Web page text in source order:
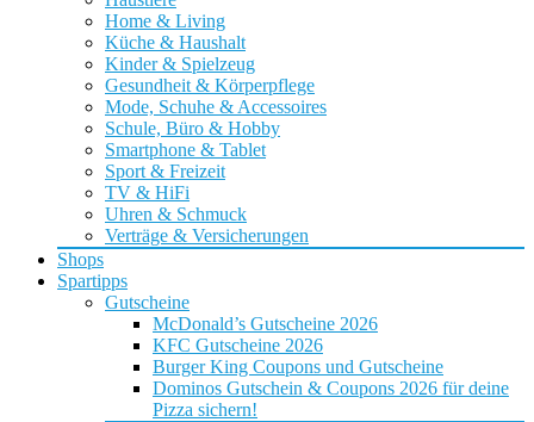
Home & Living
Küche & Haushalt
Kinder & Spielzeug
Gesundheit & Körperpflege
Mode, Schuhe & Accessoires
Schule, Büro & Hobby
Smartphone & Tablet
Sport & Freizeit
TV & HiFi
Uhren & Schmuck
Verträge & Versicherungen
Shops
Spartipps
Gutscheine
McDonald’s Gutscheine 2026
KFC Gutscheine 2026
Burger King Coupons und Gutscheine
Dominos Gutschein & Coupons 2026 für deine
Pizza sichern!